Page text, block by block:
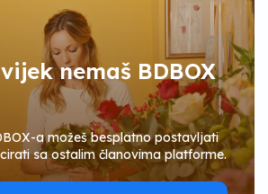
nemaš BDBOX
a možeš besplatno postavljati
sa ostalim članovima platforme.